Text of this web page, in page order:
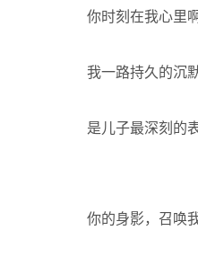
你时刻在我心里啊
我一路持久的沉默
是儿子最深刻的
你的身影，召唤